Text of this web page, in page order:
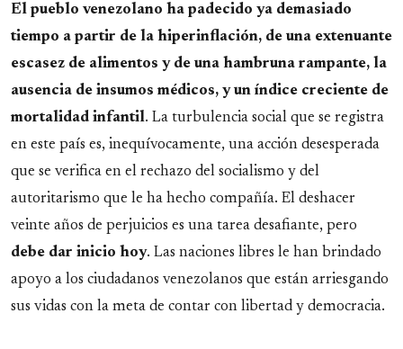
El pueblo venezolano ha padecido ya demasiado
tiempo a partir de la hiperinflación, de una extenuante
escasez de alimentos y de una hambruna rampante, la
ausencia de insumos médicos, y un índice creciente de
mortalidad infantil. La turbulencia social que se registra
en este país es, inequívocamente, una acción desesperada
que se verifica en el rechazo del socialismo y del
autoritarismo que le ha hecho compañía. El deshacer
veinte años de perjuicios es una tarea desafiante, pero
debe dar inicio hoy. Las naciones libres le han brindado
apoyo a los ciudadanos venezolanos que están arriesgando
sus vidas con la meta de contar con libertad y democracia.